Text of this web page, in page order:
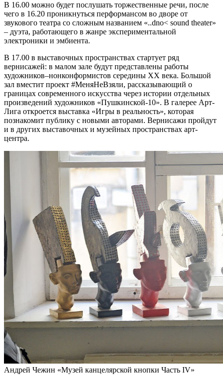
В 16.00 можно будет послушать торжественные речи, после
чего в 16.20 проникнуться перформансом во дворе от
звукового театра со сложным названием «..dno< sound theater»
– дуэта, работающего в жанре экспериментальной
электроники и эмбиента.
В 17.00 в выставочных пространствах стартует ряд
вернисажей: в малом зале будут представлены работы
художников–нонконформистов середины ХХ века. Большой
зал вместит проект #МеняНеВзяли, рассказывающий о
границах современного искусства через истории отдельных
произведений художников «Пушкинской-10». В галерее Арт-
Лига откроется выставка «Игры в реальность», которая
познакомит публику с новыми авторами. Вернисажи пройдут
и в других выставочных и музейных пространствах арт-
центра.
Андрей Чежин «Музей канцелярской кнопки Часть IV»